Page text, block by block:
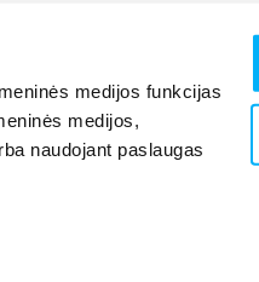
medijos funkcijas
medijos,
naudojant paslaugas